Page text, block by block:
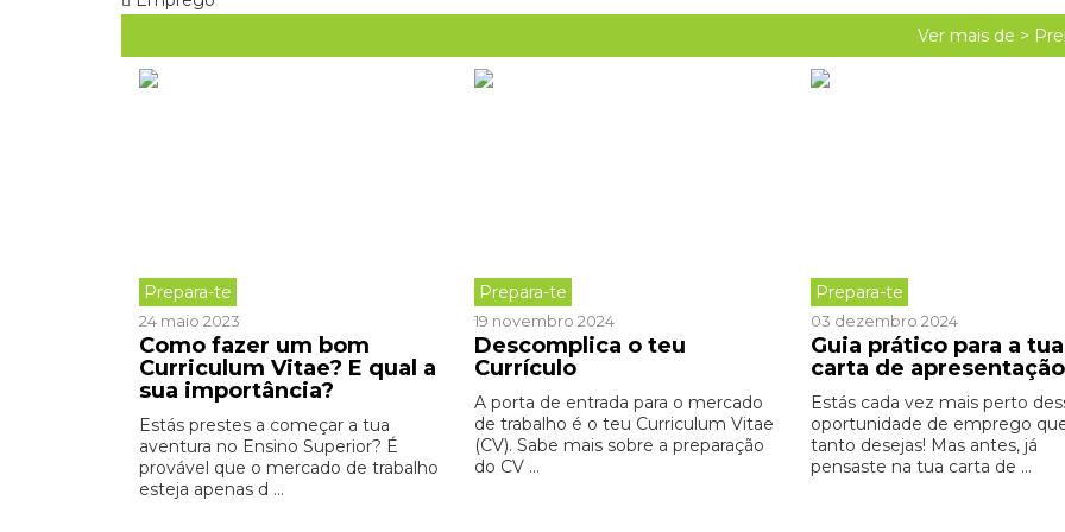
Ver mais de >
Prepara-te
24 maio 2023
Como fazer um bom
Curriculum Vitae? E qual a
sua importância?
Estás prestes a começar a tua
aventura no Ensino Superior? É
provável que o mercado de trabalho
esteja apenas d ...
Prepara-te
19 novembro 2024
Descomplica o teu
Currículo
A porta de entrada para o mercado
de trabalho é o teu Curriculum Vitae
(CV). Sabe mais sobre a preparação
do CV ...
Prepara-te
03 dezembro 2024
Guia prático para a tua
carta de apresentação
Estás cada vez mais perto
oportunidade de emprego
tanto desejas! Mas antes, já
pensaste na tua carta de ...